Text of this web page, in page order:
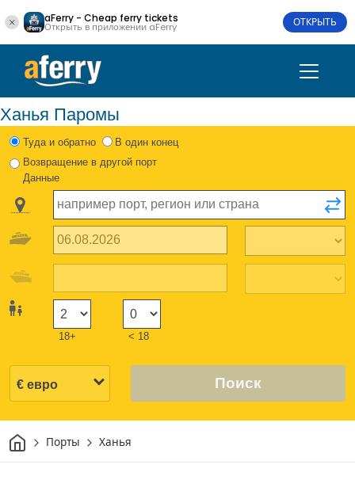
aFerry - Cheap ferry tickets
Открыть в приложении aFerry ОТКРЫТЬ
Ханья Паромы
Туда и обратно
В один конец
Возвращение в другой порт
Данные
18+ < 18
Поиск
ДомПорты Ханья